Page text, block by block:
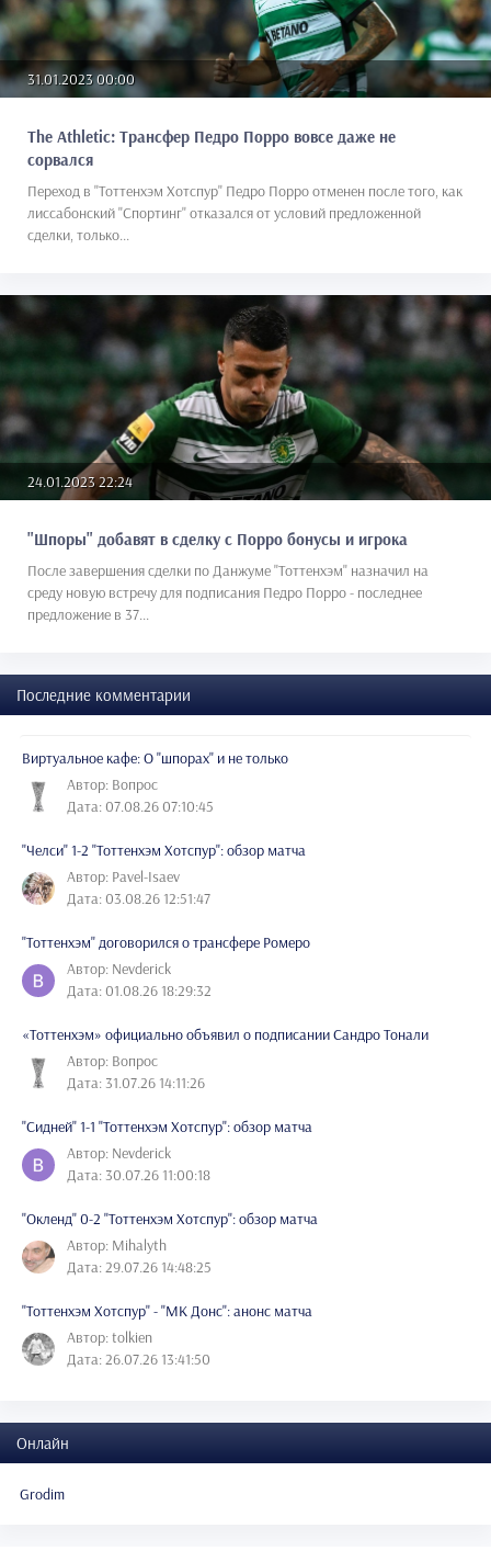
31.01.2023 00:00
The Athletic: Трансфер Педро Порро вовсе даже не
сорвался
Переход в "Тоттенхэм Хотспур" Педро Порро отменен после того, как
лиссабонский "Спортинг" отказался от условий предложенной
сделки, только...
24.01.2023 22:24
"Шпоры" добавят в сделку с Порро бонусы и игрока
После завершения сделки по Данжуме "Тоттенхэм" назначил на
среду новую встречу для подписания Педро Порро - последнее
предложение в 37...
Последние комментарии
Виртуальное кафе: О "шпорах" и не только
Автор: Вопрос
Дата: 07.08.26 07:10:45
"Челси" 1-2 "Тоттенхэм Хотспур": обзор матча
Автор: Pavel-Isaev
Дата: 03.08.26 12:51:47
"Тоттенхэм" договорился о трансфере Ромеро
Автор: Nevderick
Дата: 01.08.26 18:29:32
«Тоттенхэм» официально объявил о подписании Сандро Тонали
Автор: Вопрос
Дата: 31.07.26 14:11:26
"Сидней" 1-1 "Тоттенхэм Хотспур": обзор матча
Автор: Nevderick
Дата: 30.07.26 11:00:18
"Окленд" 0-2 "Тоттенхэм Хотспур": обзор матча
Автор: Mihalyth
Дата: 29.07.26 14:48:25
"Тоттенхэм Хотспур" - "МК Донс": анонс матча
Автор: tolkien
Дата: 26.07.26 13:41:50
Онлайн
Grodim